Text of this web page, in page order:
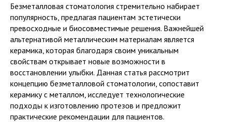
Безметалловая стоматология стремительно набирает
популярность, предлагая пациентам эстетически
превосходные и биосовместимые решения. Важнейшей
альтернативой металлическим материалам является
керамика, которая благодаря своим уникальным
свойствам открывает новые возможности в
восстановлении улыбки. Данная статья рассмотрит
концепцию безметалловой стоматологии, сопоставит
керамику с металлом, исследует технологические
подходы к изготовлению протезов и предложит
практические рекомендации для пациентов.